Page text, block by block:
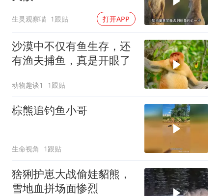
生灵观察喵 1跟贴 打开APP
沙漠中不仅有鱼生存，还
有渔夫捕鱼，真是开眼了
动物趣谈1 1跟贴
棕熊追钓鱼小哥
生命视角 1跟贴
猞猁护崽大战偷娃貂熊，
雪地血拼场面惨烈